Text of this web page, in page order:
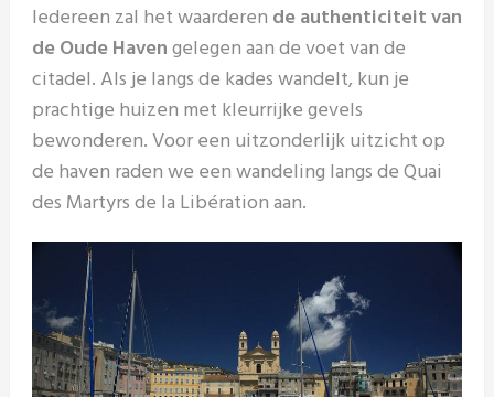
Iedereen zal het waarderen de authenticiteit van
de Oude Havengelegen aan de voet van de
citadel. Als je langs de kades wandelt, kun je
prachtige huizen met kleurrijke gevels
bewonderen. Voor een uitzonderlijk uitzicht op
de haven raden we een wandeling langs de Quai
des Martyrs de la Libération aan.